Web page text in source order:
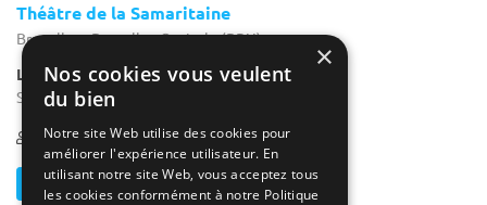
Théâtre de la Samaritaine
Bruxelles - Bruxelles-Capitale (BRU)
Lieu Atypique / Thêatre
Salle de séminaire : En plein coeur de Bruxelles.
1-60
Contacter
×
Nos cookies vous veulent
du bien
Notre site Web utilise des cookies pour
améliorer l'expérience utilisateur. En
utilisant notre site Web, vous acceptez tous
les cookies conformément à notre Politique